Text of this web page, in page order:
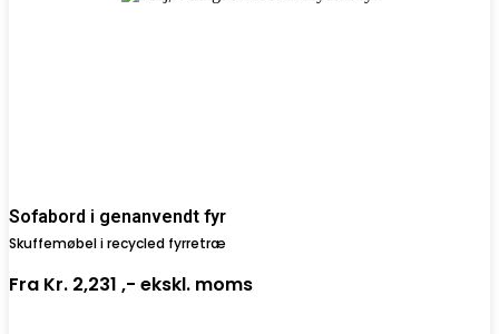
Sofabord i genanvendt fyr
Skuffemøbel i recycled fyrretræ
Fra Kr. 2,231 ,- ekskl. moms